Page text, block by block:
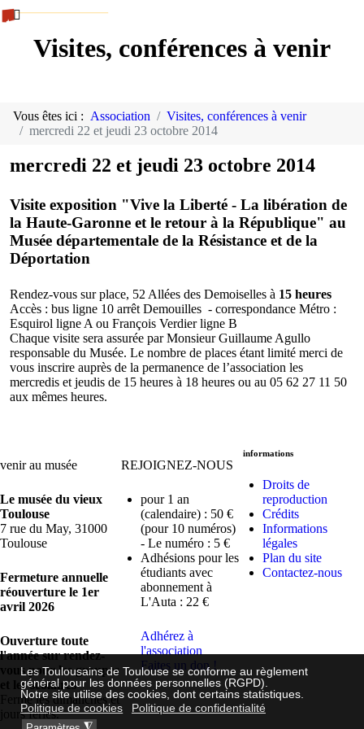
Les Toulousains de Toulouse se conforme au règlement
général pour les données personnelles (RGPD).
Notre site utilise des cookies, dont certains statistiques.
Politique de cookies
Politique de confidentialité
Visites, conférences à venir
Vous êtes ici : Association
Visites, conférences à venir
mercredi 22 et jeudi 23 octobre 2014
mercredi 22 et jeudi 23 octobre 2014
Visite exposition "Vive la Liberté - La libération de
la Haute-Garonne et le retour à la République" au
Musée départementale de la Résistance et de la
Déportation
Rendez-vous sur place, 52 Allées des Demoiselles à 15 heures
Accès : bus ligne 10 arrêt Demouilles - correspondance Métro :
Esquirol ligne A ou François Verdier ligne B
Chaque visite sera assurée par Monsieur Guillaume Agullo
responsable du Musée. Le nombre de places étant limité merci de
vous inscrire auprès de la permanence de l’association les
mercredis et jeudis de 15 heures à 18 heures ou au 05 62 27 11 50
aux mêmes heures.
venir au musée
Le musée du vieux
Toulouse
7 rue du May, 31000
Toulouse
Fermeture annuelle
réouverture le 1er
avril 2026
Ouverture toute
l'année sur rendez-
vous pour les groupes
et les scolaires
Fermé les dimanches et
jours fériés.
REJOIGNEZ-NOUS
pour 1 an
(calendaire) : 50 €
(pour 10 numéros)
- Le numéro : 5 €
Adhésions pour les
étudiants avec
abonnement à
L'Auta : 22 €
Adhérez à
l'association
Faites un don !
informations
Droits de
reproduction
Crédits
Informations
légales
Plan du site
Contactez-nous